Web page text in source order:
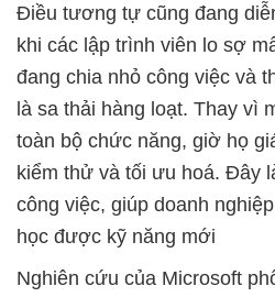
Điều tương tự cũng đang
khi các lập trình viên lo sợ
đang chia nhỏ công việc và
là sa thải hàng loạt. Thay vì
toàn bộ chức năng, giờ họ
kiểm thử và tối ưu hoá. Đây
công việc, giúp doanh
học được kỹ năng mới
Nghiên cứu của Microsoft